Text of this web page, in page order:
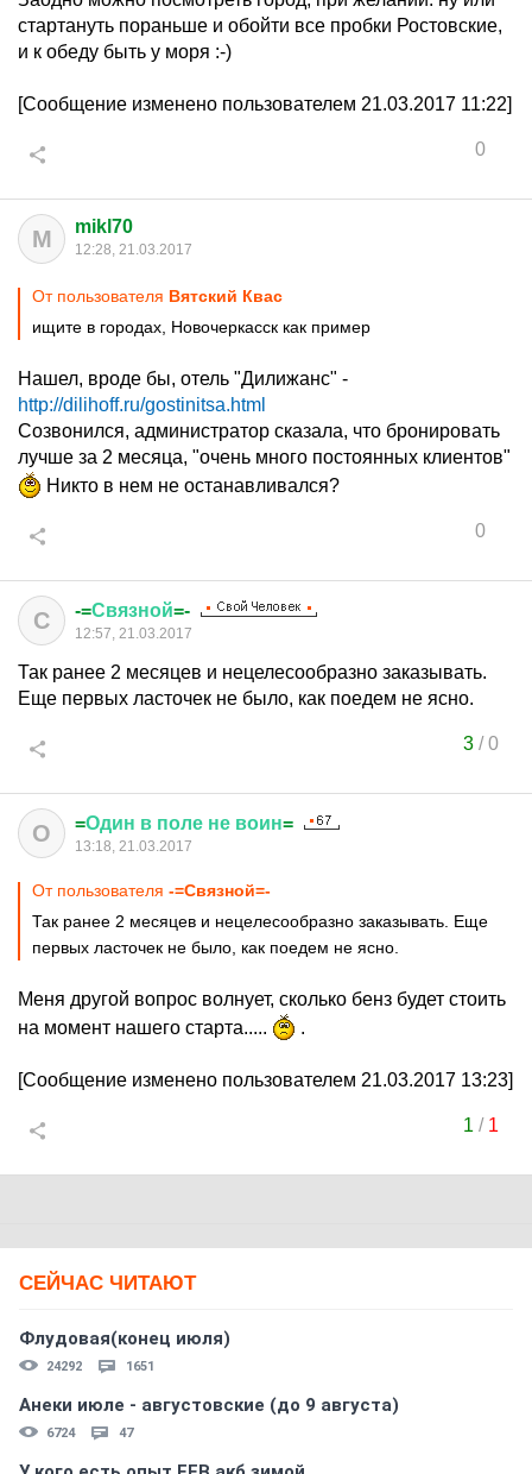
стартануть пораньше и обойти все пробки Ростовские,
и к обеду быть у моря :-)
[Сообщение изменено пользователем 21.03.2017 11:22]
0
M mikl70
12:28, 21.03.2017
От пользователя Вятский Квас
ищите в городах, Новочеркасск как пример
Нашел, вроде бы, отель "Дилижанс" -
http://dilihoff.ru/gostinitsa.html
Созвонился, администратор сказала, что бронировать
лучше за 2 месяца, "очень много постоянных клиентов"
Никто в нем не останавливался?
0
С -=Связной=-
12:57, 21.03.2017
Так ранее 2 месяцев и нецелесообразно заказывать.
Еще первых ласточек не было, как поедем не ясно.
3/0
О =Один в поле не воин=
13:18, 21.03.2017
От пользователя -=Связной=-
Так ранее 2 месяцев и нецелесообразно заказывать. Еще
первых ласточек не было, как поедем не ясно.
Меня другой вопрос волнует, сколько бенз будет стоить
на момент нашего старта.....
.
[Сообщение изменено пользователем 21.03.2017 13:23]
1 / 1
СЕЙЧАС ЧИТАЮТ
Флудовая(конец июля)
24292 1651
Анеки июле - августовские (до 9 августа)
6724 47